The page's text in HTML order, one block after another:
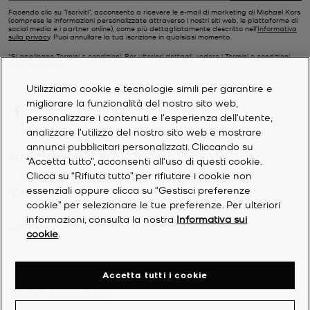
pagamenti tramite app, notifiche del telefono, monitoraggio
dell'attività fisica e molto altro ancora. Se invece preferisci
qualcosa di più tradizionale, scegli un elegante orologio a
tonalità argento.
Facendo clic su "Iscriviti", acconsento a ricevere le e-mail di marketing di Michael Kors
(comprese le informazioni personalizzate attraverso i nostri siti web, le piattaforme di
social media e i partner online), come più dettagliatamente descritto nell’Informativa
sulla privacy. Puoi annullare la tua iscrizione in qualsiasi momento.
*Si applicano Termini e condizioni. Per ulteriori dettagli, vedere iTermini e condizioni
SERVIZIO CLIENTI
IL MIO ACCOUNT
SOCIETÀ
Utilizziamo cookie e tecnologie simili per garantire e
migliorare la funzionalità del nostro sito web,
personalizzare i contenuti e l'esperienza dell'utente,
analizzare l'utilizzo del nostro sito web e mostrare
annunci pubblicitari personalizzati. Cliccando su
“Accetta tutto”, acconsenti all'uso di questi cookie.
Clicca su “Rifiuta tutto” per rifiutare i cookie non
essenziali oppure clicca su “Gestisci preferenze
cookie” per selezionare le tue preferenze. Per ulteriori
informazioni, consulta la nostra Informativa sui
cookie
Accetta tutti i cookie